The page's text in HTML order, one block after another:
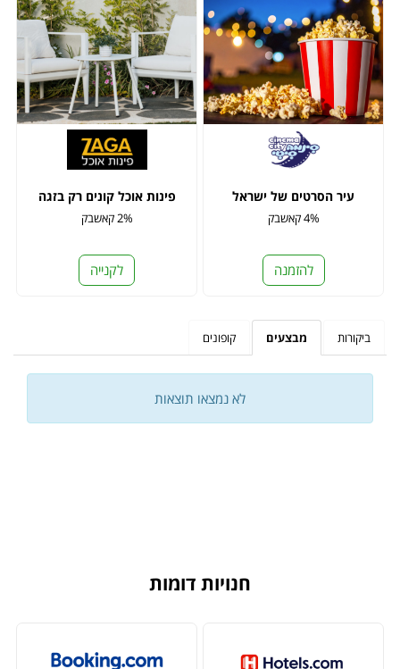
עיר הסרטים של ישראל
4% קאשבק
להזמנה
פינות אוכל קונים רק בזגה
2% קאשבק
לקנייה
ביקורות מבצעים קופונים
לא נמצאו תוצאות
חנויות דומות